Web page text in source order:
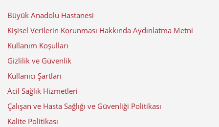
Büyük Anadolu Hastanesi
Kişisel Verilerin Korunması Hakkında Aydınlatma Metni
Kullanım Koşulları
Gizlilik ve Güvenlik
Kullanıcı Şartları
Acil Sağlık Hizmetleri
Çalışan ve Hasta Sağlığı ve Güvenliği Politikası
Kalite Politikası